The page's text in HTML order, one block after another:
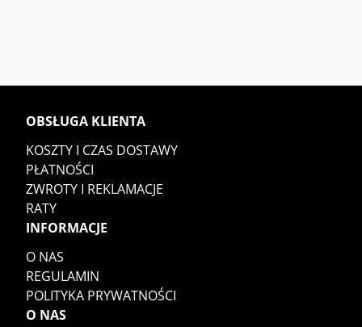
OBSŁUGA KLIENTA
KOSZTY I CZAS DOSTAWY
PŁATNOŚCI
ZWROTY I REKLAMACJE
RATY
INFORMACJE
O NAS
REGULAMIN
POLITYKA PRYWATNOŚCI
O NAS